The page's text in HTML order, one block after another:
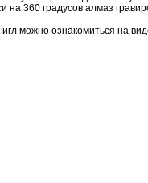
на 360 градусов алмаз
можно ознакомиться на